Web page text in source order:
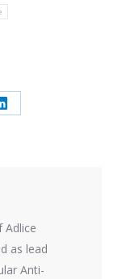
Share
Adlice
as lead
Anti-